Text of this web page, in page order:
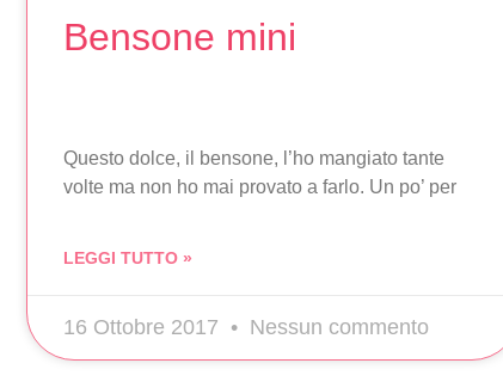
Bensone mini
Questo dolce, il bensone, l’ho mangiato tante
volte ma non ho mai provato a farlo. Un po’ per
LEGGI TUTTO »
16 Ottobre 2017 Nessun commento